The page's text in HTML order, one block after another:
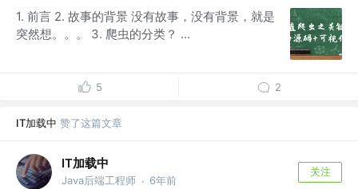
1. 前言 2. 故事的背景 没有故事，没有背景，就是
突然想。。。 3. 爬虫的分类？ ...
5 2
IT加载中 赞了这篇文章
IT加载中
Java后端工程师 · 6年前
关注